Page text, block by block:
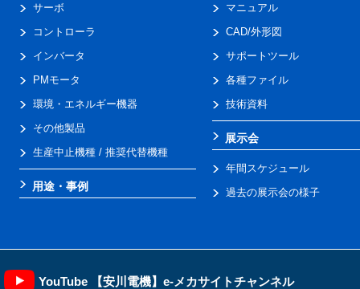
サーボ
コントローラ
インバータ
PMモータ
環境・エネルギー機器
その他製品
生産中止機種 / 推奨代替機種
用途・事例
マニュアル
CAD/外形図
サポートツール
各種ファイル
技術資料
展示会
年間スケジュール
過去の展示会の様子
YouTube 【安川電機】e-メカサイトチャンネル